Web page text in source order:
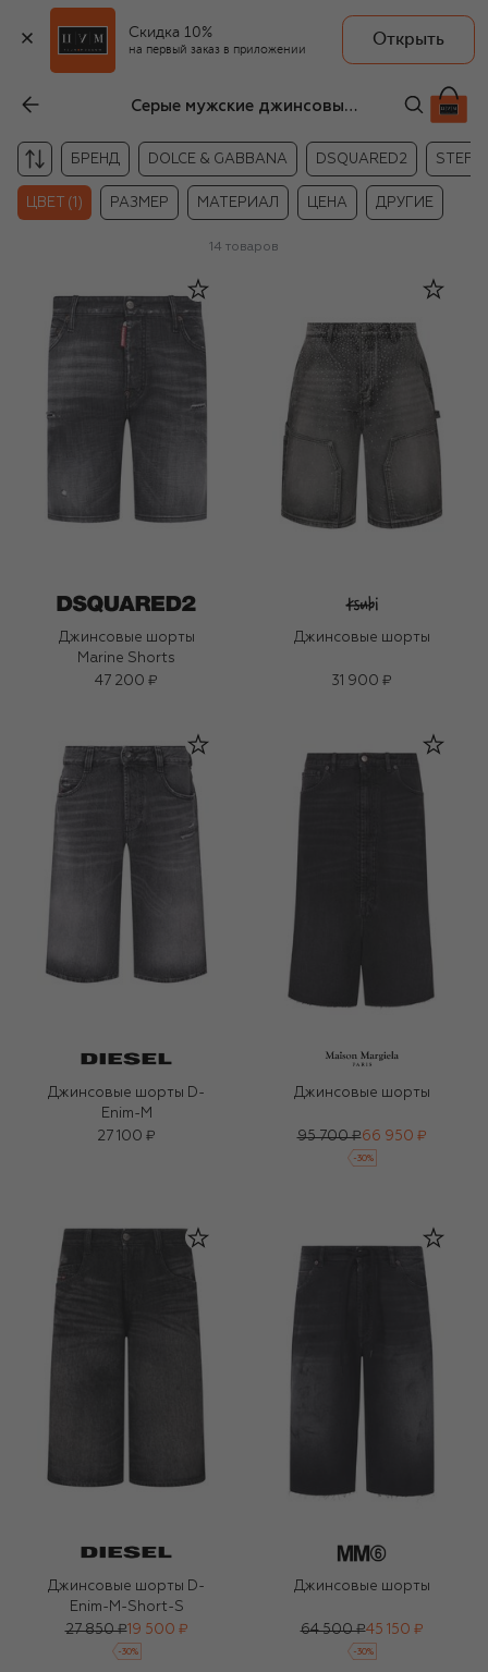
Скидка 10%
на первый заказ в приложении
Открыть
Серые мужские джинсовые шорты
БРЕНД DOLCE & GABBANA DSQUARED2
ЦВЕТ (1) РАЗМЕР МАТЕРИАЛ ЦЕНА ДРУГИЕ
14 товаров
Джинсовые шорты
Marine Shorts
47 200 ₽
Джинсовые шорты
31 900 ₽
Джинсовые шорты D-
Enim-M
27 100 ₽
Джинсовые шорты
95 700 ₽66 950 ₽
-30%
Джинсовые шорты D-
Enim-M-Short-S
27 850 ₽19 500 ₽
-30%
Джинсовые шорты
64 500 ₽45 150 ₽
-30%